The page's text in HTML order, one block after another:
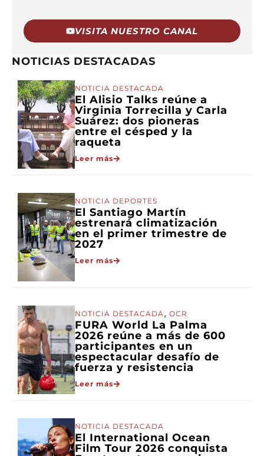
VISITA NUESTRO CANAL
NOTICIAS DESTACADAS
NOTICIA DESTACADA
El Alisio Talks reúne a
Virginia Torrecilla y Carla
Suárez: dos pioneras
entre el césped y la
raqueta
Leer más
NOTICIA DEPORTES
El Santiago Martín
estrenará climatización
en el primer trimestre de
2027
Leer más
NOTICIA DESTACADA , OCR
FURA World La Palma
2026 reúne a más de 600
participantes en un
espectacular desafío de
fuerza y resistencia
Leer más
NOTICIA DESTACADA
El International Ocean
Film Tour 2026 conquista